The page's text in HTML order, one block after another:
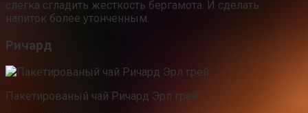
слегка сгладить жесткость бергамота. И сделать
напиток более утонченным.
Ричард
Пакетированый чай Ричард Эрл грей